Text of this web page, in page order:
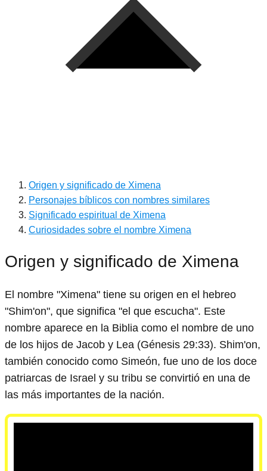
Origen y significado de Ximena
Personajes bíblicos con nombres similares
Significado espiritual de Ximena
Curiosidades sobre el nombre Ximena
Origen y significado de Ximena
El nombre "Ximena" tiene su origen en el hebreo
"Shim'on", que significa "el que escucha". Este
nombre aparece en la Biblia como el nombre de uno
de los hijos de Jacob y Lea (Génesis 29:33). Shim'on,
también conocido como Simeón, fue uno de los doce
patriarcas de Israel y su tribu se convirtió en una de
las más importantes de la nación.